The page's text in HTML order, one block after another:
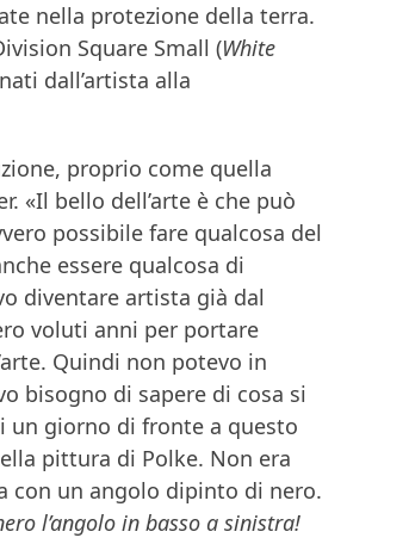
nella protezione della terra.
Square Small (White
dall’artista alla
proprio come quella
«Il bello dell’arte è che può
possibile fare qualcosa del
essere qualcosa di
diventare artista già dal
voluti anni per portare
Quindi non potevo in
bisogno di sapere di cosa si
un giorno di fronte a questo
pittura di Polke. Non era
con un angolo dipinto di nero.
l’angolo in basso a sinistra!